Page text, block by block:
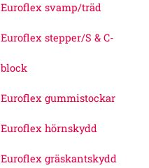
Euroflex svamp/träd
Euroflex stepper/S & C-
block
Euroflex gummistockar
Euroflex hörnskydd
Euroflex gräskantskydd